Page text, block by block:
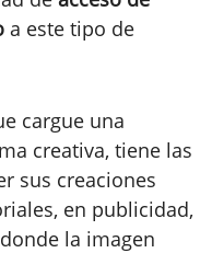
a este tipo de
cargue una
creativa, tiene las
sus creaciones
en publicidad,
la imagen